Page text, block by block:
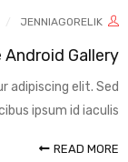
JENNIAGORELIK
Gallery
adipiscing elit. Sed
ipsum id iaculis.
READ MORE